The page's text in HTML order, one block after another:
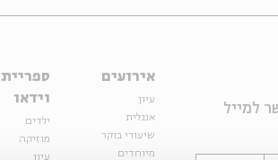
למייל
אירועים
עיון
אנגלית
שיעורי בוקר
מיוחדים
ספריית
וידאו
ילדים
מוזיקה
עיון